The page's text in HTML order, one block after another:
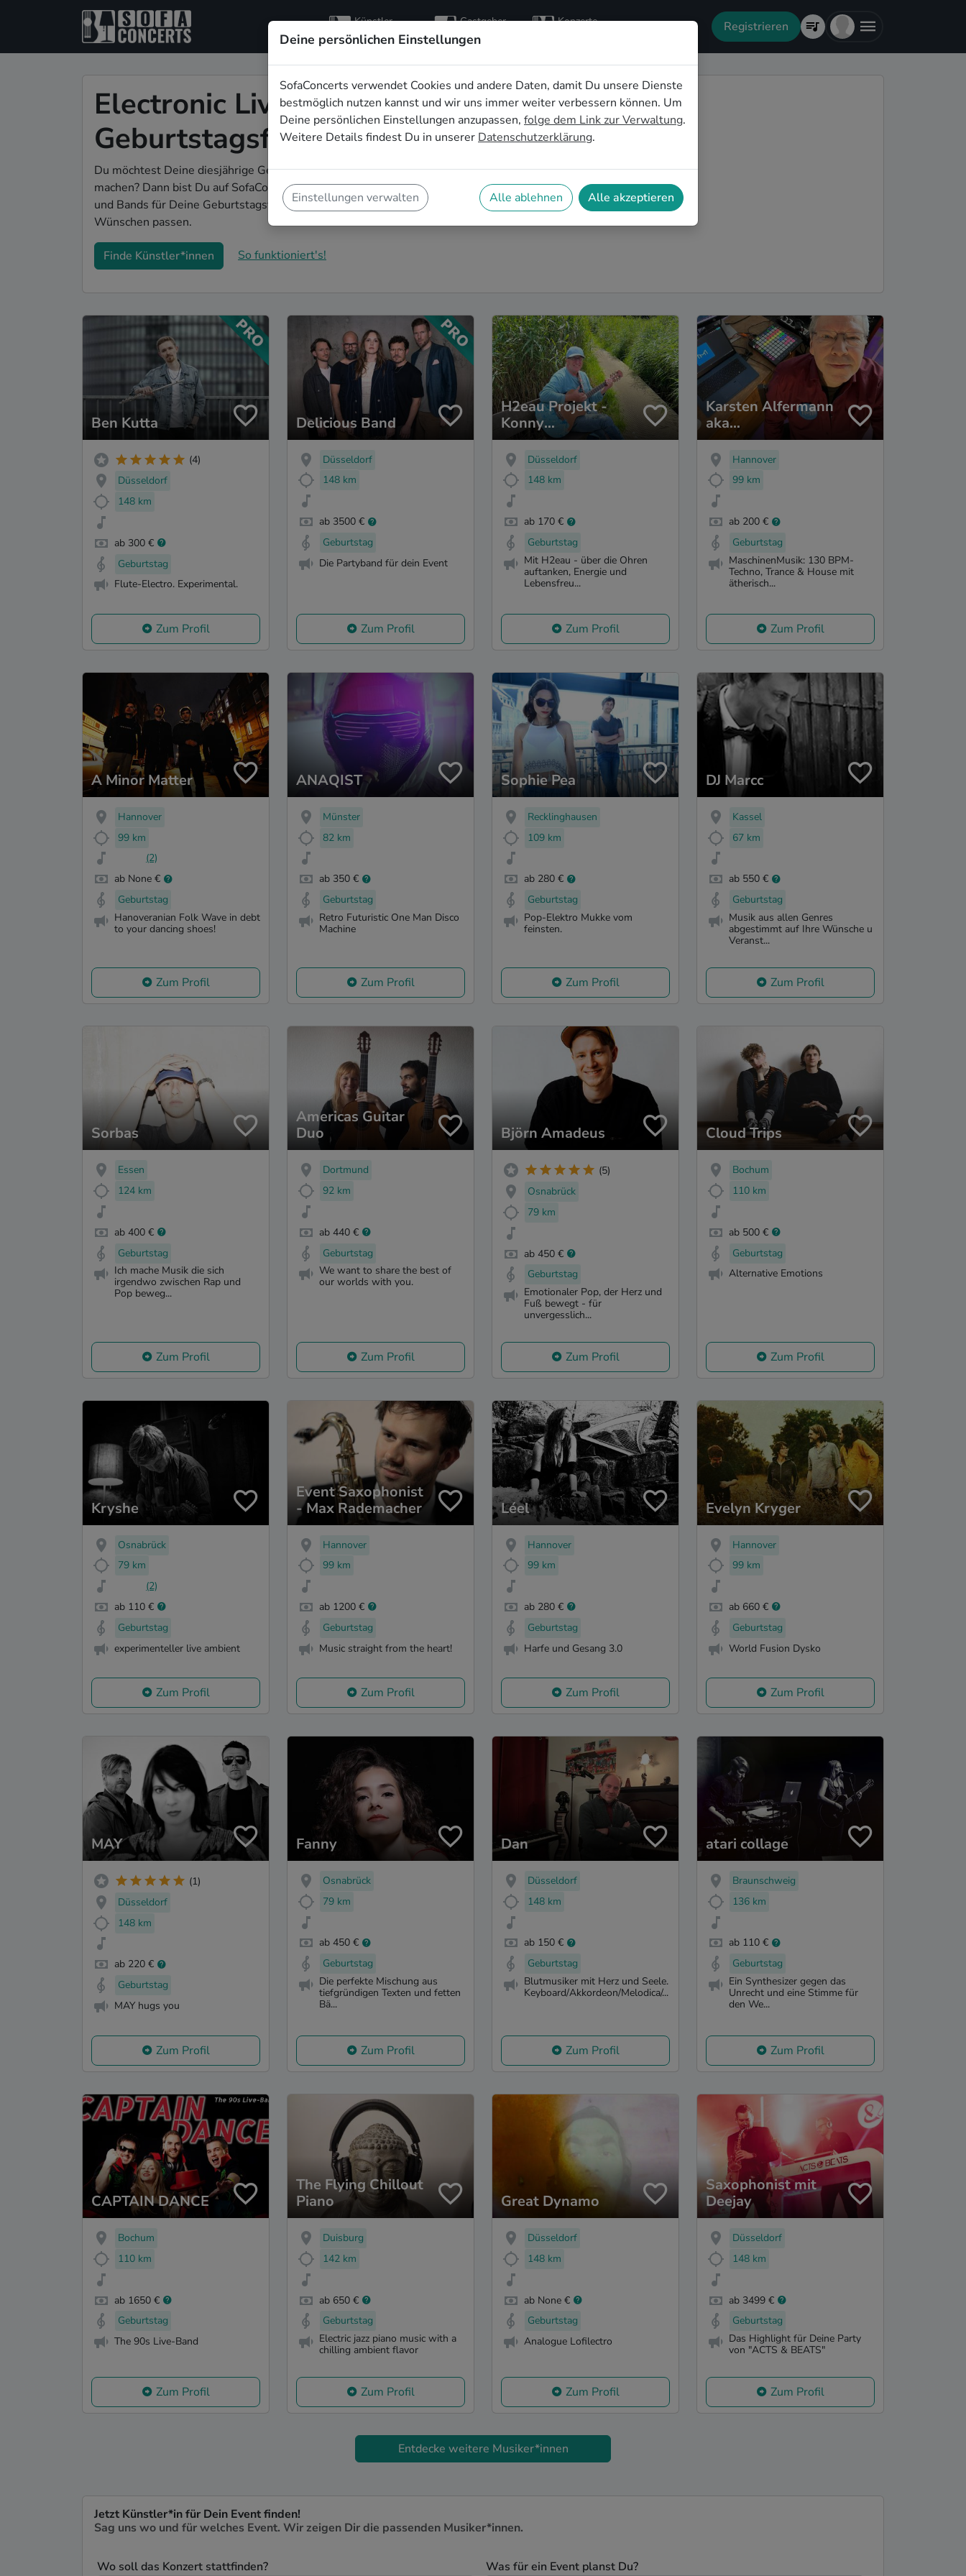
Künstler
entdecken
Gastgeber Konzerte Registrieren
Electronic Live-Musik für die
Geburtstagsfeier in Paderborn
Du möchtest Deine diesjährige Geburtstagsfeier in Paderborn zu einem unvergesslichen Erlebnis
machen? Dann bist Du auf SofaConcerts genau richtig! Hier findest Du Electronic Musiker*innen
und Bands für Deine Geburtstagsfeier in Paderborn, die genau zu Deiner Feier und Deinen
Wünschen passen.
Finde Künstler*innen So funktioniert's!
Ben Kutta
(4)
Düsseldorf
148 km
ab 300 €
Geburtstag
Flute-Electro. Experimental.
Zum Profil
Delicious Band
Düsseldorf
148 km
ab 3500 €
Geburtstag
Die Partyband für dein Event
Zum Profil
H2eau Projekt -
Konny
Zimmermann
Düsseldorf
148 km
ab 170 €
Geburtstag
Mit H2eau - über die Ohren
auftanken, Energie und
Lebensfreu...
Zum Profil
Karsten Alfermann
aka
MaschinenMusik
Hannover
99 km
ab 200 €
Geburtstag
MaschinenMusik: 130 BPM-
Techno, Trance & House mit
ätherisch...
Zum Profil
A Minor Matter
Hannover
99 km
(2)
ab None €
Geburtstag
Hanoveranian Folk Wave in debt
to your dancing shoes!
Zum Profil
ANAQIST
Münster
82 km
ab 350 €
Geburtstag
Retro Futuristic One Man Disco
Machine
Zum Profil
Sophie Pea
Recklinghausen
109 km
ab 280 €
Geburtstag
Pop-Elektro Mukke vom
feinsten.
Zum Profil
DJ Marcc
Kassel
67 km
ab 550 €
Geburtstag
Musik aus allen Genres
abgestimmt auf Ihre Wünsche u
Veranst...
Zum Profil
Sorbas
Essen
124 km
ab 400 €
Geburtstag
Ich mache Musik die sich
irgendwo zwischen Rap und
Pop beweg...
Zum Profil
Americas Guitar
Duo
Dortmund
92 km
ab 440 €
Geburtstag
We want to share the best of
our worlds with you.
Zum Profil
Björn Amadeus
(5)
Osnabrück
79 km
ab 450 €
Geburtstag
Emotionaler Pop, der Herz und
Fuß bewegt - für
unvergesslich...
Zum Profil
Cloud Trips
Bochum
110 km
ab 500 €
Geburtstag
Alternative Emotions
Zum Profil
Kryshe
Osnabrück
79 km
(2)
ab 110 €
Geburtstag
experimenteller live ambient
Zum Profil
Event Saxophonist
- Max Rademacher
Hannover
99 km
ab 1200 €
Geburtstag
Music straight from the heart!
Zum Profil
Léel
Hannover
99 km
ab 280 €
Geburtstag
Harfe und Gesang 3.0
Zum Profil
Evelyn Kryger
Hannover
99 km
ab 660 €
Geburtstag
World Fusion Dysko
Zum Profil
MAY
(1)
Düsseldorf
148 km
ab 220 €
Geburtstag
MAY hugs you
Zum Profil
Fanny
Osnabrück
79 km
ab 450 €
Geburtstag
Die perfekte Mischung aus
tiefgründigen Texten und fetten
Bä...
Zum Profil
Dan
Düsseldorf
148 km
ab 150 €
Geburtstag
Blutmusiker mit Herz und Seele.
Keyboard/Akkordeon/Melodica/...
Zum Profil
atari collage
Braunschweig
136 km
ab 110 €
Geburtstag
Ein Synthesizer gegen das
Unrecht und eine Stimme für
den We...
Zum Profil
CAPTAIN DANCE
Bochum
110 km
ab 1650 €
Geburtstag
The 90s Live-Band
Zum Profil
The Flying Chillout
Piano
Duisburg
142 km
ab 650 €
Geburtstag
Electric jazz piano music with a
chilling ambient flavor
Zum Profil
Great Dynamo
Düsseldorf
148 km
ab None €
Geburtstag
Analogue Lofilectro
Zum Profil
Saxophonist mit
Deejay
Düsseldorf
148 km
ab 3499 €
Geburtstag
Das Highlight für Deine Party
von "ACTS & BEATS"
Zum Profil
Entdecke weitere Musiker*innen
Jetzt Künstler*in für Dein Event finden!
Sag uns wo und für welches Event. Wir zeigen Dir die passenden Musiker*innen.
Wo soll das Konzert stattfinden? Was für ein Event planst Du?
Deine persönlichen Einstellungen
SofaConcerts verwendet Cookies und andere Daten, damit Du unsere Dienste
bestmöglich nutzen kannst und wir uns immer weiter verbessern können. Um
Deine persönlichen Einstellungen anzupassen, folge dem Link zur Verwaltung.
Weitere Details findest Du in unserer Datenschutzerklärung.
Einstellungen verwalten Alle ablehnen Alle akzeptieren